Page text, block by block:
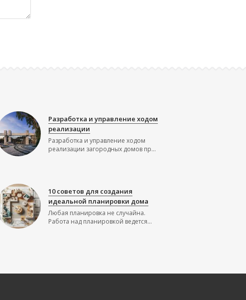
Разработка и управление ходом
реализации
Разработка и управление ходом
реализации загородных домов пр...
10 советов для создания
идеальной планировки дома
Любая планировка не случайна.
Работа над планировкой ведется...